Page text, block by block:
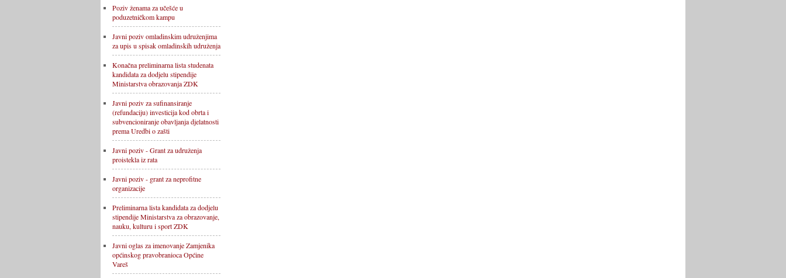
Poziv ženama za učešće u
poduzetničkom kampu
Javni poziv omladinskim udruženjima
za upis u spisak omladinskih udruženja
Konačna preliminarna lista studenata
kandidata za dodjelu stipendije
Ministarstva obrazovanja ZDK
Javni poziv za sufinansiranje
(refundaciju) investicija kod obrta i
subvencioniranje obavljanja djelatnosti
prema Uredbi o zašti
Javni poziv - Grant za udruženja
proistekla iz rata
Javni poziv - grant za neprofitne
organizacije
Preliminarna lista kandidata za dodjelu
stipendije Ministarstva za obrazovanje,
nauku, kulturu i sport ZDK
Javni oglas za imenovanje Zamjenika
općinskog pravobranioca Općine
Vareš